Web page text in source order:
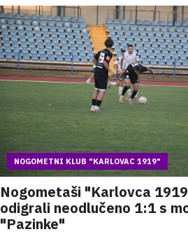
NOGOMETNI KLUB "KARLOVAC 1919"
Nogometaši "Karlovca
odigrali neodlučeno 1:1 s
"Pazinke"